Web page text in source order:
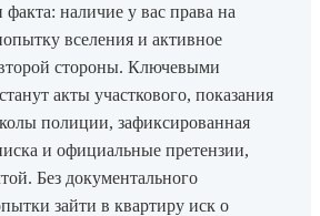
факта: наличие у вас права на
вселения и активное
стороны. Ключевыми
акты участкового, показания
полиции, зафиксированная
и официальные претензии,
Без документального
зайти в квартиру иск о